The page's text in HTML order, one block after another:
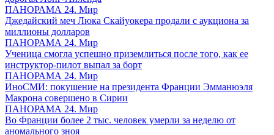
ПАНОРАМА 24. Мир
Джедайский меч Люка Скайуокера продали с аукциона за
миллионы долларов
ПАНОРАМА 24. Мир
Ученица смогла успешно приземлиться после того, как ее
инструктор-пилот выпал за борт
ПАНОРАМА 24. Мир
ИноСМИ: покушение на президента Франции Эмманюэля
Макрона совершено в Сирии
ПАНОРАМА 24. Мир
Во Франции более 2 тыс. человек умерли за неделю от
аномального зноя